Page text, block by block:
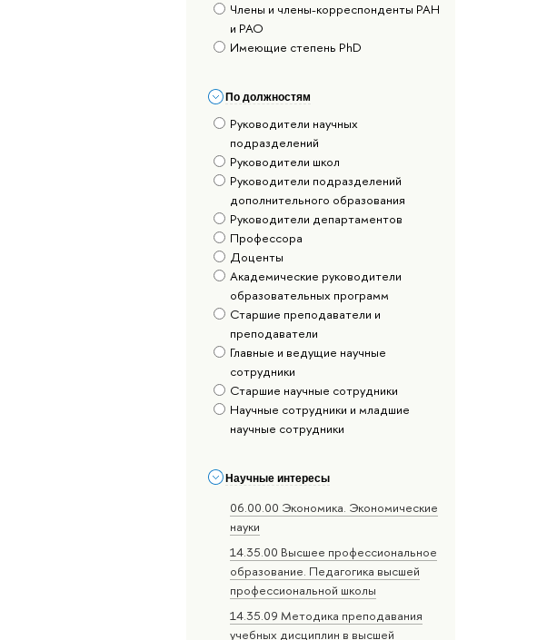
Члены и члены-корреспонденты РАН
и РАО
Имеющие степень PhD
По должностям
Руководители научных
подразделений
Руководители школ
Руководители подразделений
дополнительного образования
Руководители департаментов
Профессора
Доценты
Академические руководители
образовательных программ
Старшие преподаватели и
преподаватели
Главные и ведущие научные
сотрудники
Старшие научные сотрудники
Научные сотрудники и младшие
научные сотрудники
Научные интересы
06.00.00 Экономика. Экономические
науки
14.35.00 Высшее профессиональное
образование. Педагогика высшей
профессиональной школы
14.35.09 Методика преподавания
учебных дисциплин в высшей